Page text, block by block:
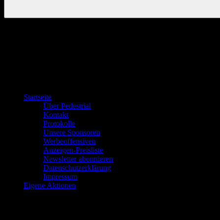
Startseite
Über Pedestrial
Kontakt
Protokolle
Unsere Sponsoren
Werbeoffensiven
Anzeigen-Preisliste
Newsletter abonnieren
Datenschutzerklärung
Impressum
Eigene Aktionen